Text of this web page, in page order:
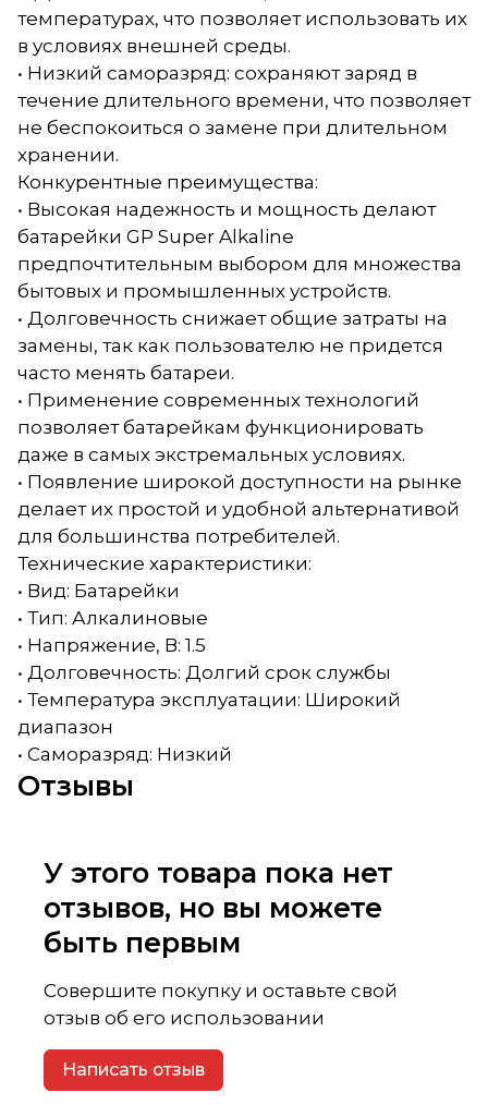
температурах, что позволяет использовать их
в условиях внешней среды.
• Низкий саморазряд: сохраняют заряд в
течение длительного времени, что позволяет
не беспокоиться о замене при длительном
хранении.
Конкурентные преимущества:
• Высокая надежность и мощность делают
батарейки GP Super Alkaline
предпочтительным выбором для множества
бытовых и промышленных устройств.
• Долговечность снижает общие затраты на
замены, так как пользователю не придется
часто менять батареи.
• Применение современных технологий
позволяет батарейкам функционировать
даже в самых экстремальных условиях.
• Появление широкой доступности на рынке
делает их простой и удобной альтернативой
для большинства потребителей.
Технические характеристики:
• Вид: Батарейки
• Тип: Алкалиновые
• Напряжение, В: 1.5
• Долговечность: Долгий срок службы
• Температура эксплуатации: Широкий
диапазон
• Саморазряд: Низкий
Отзывы
У этого товара пока нет
отзывов, но вы можете
быть первым
Совершите покупку и оставьте свой
отзыв об его использовании
Написать отзыв